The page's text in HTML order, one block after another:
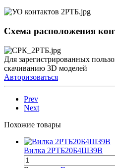
Схема расположения
Для зарегистрированных
скачиванию 3D моделей
Авторизоваться
Prev
Next
Похожие товары
Вилка 2РТБ20Б4Ш39В